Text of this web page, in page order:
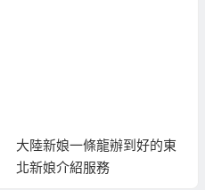
大陸新娘一條龍辦到好的東
北新娘介紹服務